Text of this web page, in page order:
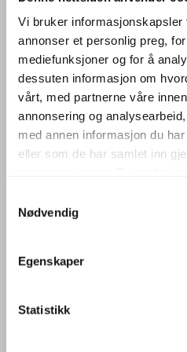
Vi bruker informasjonskapsler
annonser et personlig preg,
mediefunksjoner og for å
dessuten informasjon om
vårt, med partnerne våre
annonsering og
med annen informasjon du
eller som de har samlet inn
Nødvendig
Egenskaper
Statistikk
▪ Størrelse 100 × 30 × 15 cm
▪ Vegghengt modell med
▪ Designet av Bønnelycke
gjennomført
Hattehylle 4017 fra Frost er
ønsker funksjon, design og
Produsent: Frost
og oppbevaringsløsninger
Selskapet ble etablert i 2002
innovasjon og estetikk i
private og profesjonelle